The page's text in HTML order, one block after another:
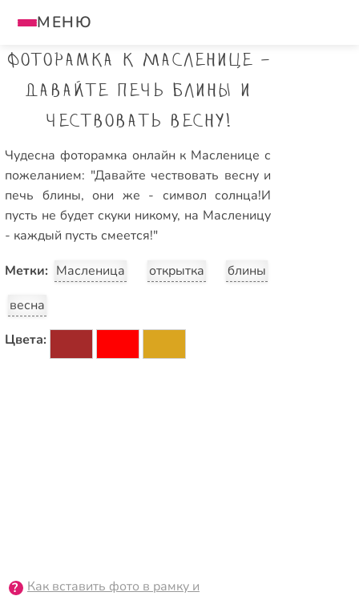
МЕНЮ
Фоторамка к Масленице -
Давайте печь блины и
чествовать весну!
Чудесна фоторамка онлайн к Масленице с
пожеланием: "Давайте чествовать весну и
печь блины, они же - символ солнца!И
пусть не будет скуки никому, на Масленицу
- каждый пусть смеется!"
Метки: Масленица открытка
блины
весна
Цвета:
Как вставить фото в рамку и